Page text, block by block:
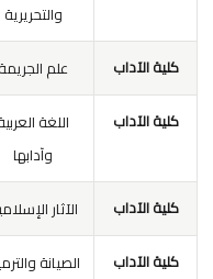
والتحريرية
كلية الآداب علم الجريمة
كلية الآداب
اللغة
وآدابها
كلية الآداب الآثار
كلية الآداب
الصيانة